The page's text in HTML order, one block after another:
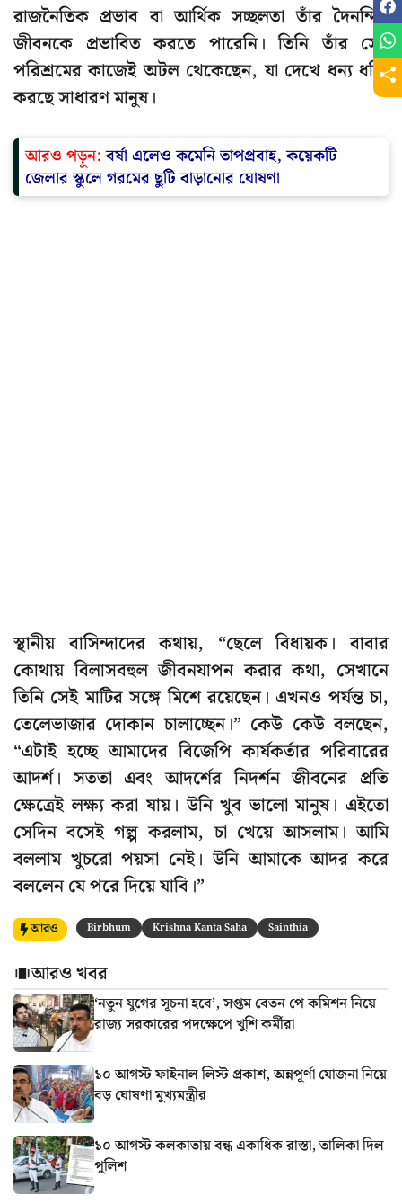
রাজনৈতিক প্রভাব বা আর্থিক সচ্ছলতা তাঁর দৈনন্দিন
জীবনকে প্রভাবিত করতে পারেনি। তিনি তাঁর সেই
পরিশ্রমের কাজেই অটল থেকেছেন, যা দেখে ধন্য ধন্যি
করছে সাধারণ মানুষ।
আরও পড়ুন:বর্ষা এলেও কমেনি তাপপ্রবাহ, কয়েকটি
জেলার স্কুলে গরমের ছুটি বাড়ানোর ঘোষণা
স্থানীয় বাসিন্দাদের কথায়, “ছেলে বিধায়ক। বাবার
কোথায় বিলাসবহুল জীবনযাপন করার কথা, সেখানে
তিনি সেই মাটির সঙ্গে মিশে রয়েছেন। এখনও পর্যন্ত চা,
তেলেভাজার দোকান চালাচ্ছেন।” কেউ কেউ বলছেন,
“এটাই হচ্ছে আমাদের বিজেপি কার্যকর্তার পরিবারের
আদর্শ। সততা এবং আদর্শের নিদর্শন জীবনের প্রতি
ক্ষেত্রেই লক্ষ্য করা যায়। উনি খুব ভালো মানুষ। এইতো
সেদিন বসেই গল্প করলাম, চা খেয়ে আসলাম। আমি
বললাম খুচরো পয়সা নেই। উনি আমাকে আদর করে
বললেন যে পরে দিয়ে যাবি।”
আরও Birbhum Krishna Kanta Saha Sainthia
আরও খবর
‘নতুন যুগের সূচনা হবে’, সপ্তম বেতন পে কমিশন নিয়ে
রাজ্য সরকারের পদক্ষেপে খুশি কর্মীরা
১০ আগস্ট ফাইনাল লিস্ট প্রকাশ, অন্নপূর্ণা যোজনা নিয়ে
বড় ঘোষণা মুখ্যমন্ত্রীর
১০ আগস্ট কলকাতায় বন্ধ একাধিক রাস্তা, তালিকা দিল
পুলিশ